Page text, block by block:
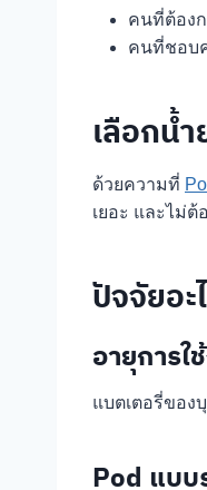
คนที่ต้อง
คนที่ชอบ
เลือกน้
ด้วยความที่
เยอะ และไม่
ปัจจัยอ
อายุการใ
แบตเตอรี่ของ
Pod แบบ